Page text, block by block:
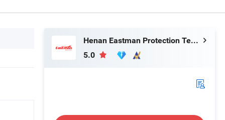
Henan Eastman Protection Technology Co., Ltd.
5.0